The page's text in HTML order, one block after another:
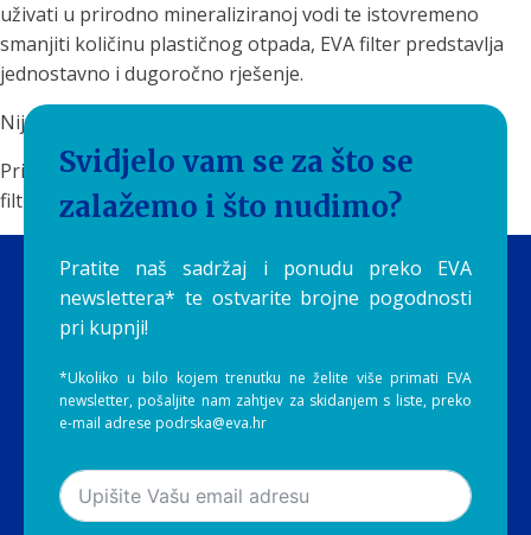
uživati u prirodno mineraliziranoj vodi te istovremeno
smanjiti količinu plastičnog otpada, EVA filter predstavlja
jednostavno i dugoročno rješenje.
Nije svaka voda ista.
Priuštite sebi i svojoj obitelji čistu, ukusnu i prirodno
filtriranu vodu svaki dan uz EVA filtere by Aquilia.
Svidjelo vam se za što se
zalažemo i što nudimo?
Pratite naš sadržaj i ponudu preko EVA
newslettera* te ostvarite brojne pogodnosti
pri kupnji!
*Ukoliko u bilo kojem trenutku ne želite više primati EVA
newsletter, pošaljite nam zahtjev za skidanjem s liste, preko
e-mail adrese podrska@eva.hr